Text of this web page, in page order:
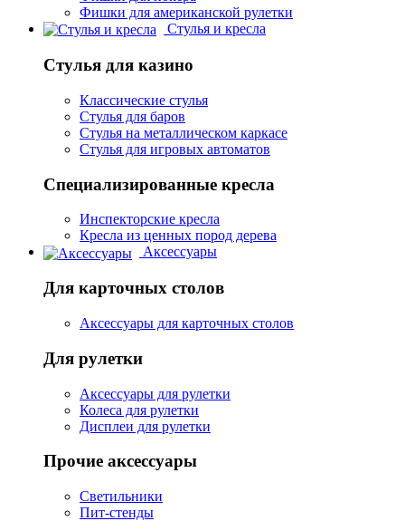
Фишки для американской рулетки
Стулья и кресла
Стулья для казино
Классические стулья
Стулья для баров
Стулья на металлическом каркасе
Стулья для игровых автоматов
Специализированные кресла
Инспекторские кресла
Кресла из ценных пород дерева
Аксессуары
Для карточных столов
Аксессуары для карточных столов
Для рулетки
Аксессуары для рулетки
Колеса для рулетки
Дисплеи для рулетки
Прочие аксессуары
Светильники
Пит-стенды